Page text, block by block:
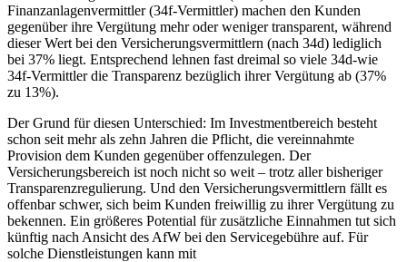
Finanzanlagenvermittler (34f-Vermittler) machen den Kunden
gegenüber ihre Vergütung mehr oder weniger transparent, während
dieser Wert bei den Versicherungsvermittlern (nach 34d) lediglich
bei 37% liegt. Entsprechend lehnen fast dreimal so viele 34d-wie
34f-Vermittler die Transparenz bezüglich ihrer Vergütung ab (37%
zu 13%).
Der Grund für diesen Unterschied: Im Investmentbereich besteht
schon seit mehr als zehn Jahren die Pflicht, die vereinnahmte
Provision dem Kunden gegenüber offenzulegen. Der
Versicherungsbereich ist noch nicht so weit – trotz aller bisheriger
Transparenzregulierung. Und den Versicherungsvermittlern fällt es
offenbar schwer, sich beim Kunden freiwillig zu ihrer Vergütung zu
bekennen. Ein größeres Potential für zusätzliche Einnahmen tut sich
künftig nach Ansicht des AfW bei den Servicegebühre auf. Für
solche Dienstleistungen kann mit